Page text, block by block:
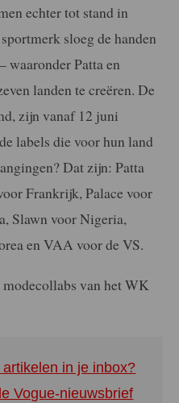
echter tot stand in
sloeg de handen
waaronder Patta en
landen te creëren. De
zijn vanaf 12 juni
labels die voor hun land
Dat zijn: Patta
Frankrijk, Palace voor
Slawn voor Nigeria,
en VAA voor de VS.
van het WK
in je inbox?
Vogue-nieuwsbrief